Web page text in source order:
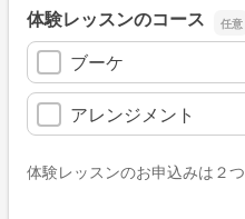
体験レッスンのコース
ブーケ
アレンジメント
体験レッスンのお申込みは２